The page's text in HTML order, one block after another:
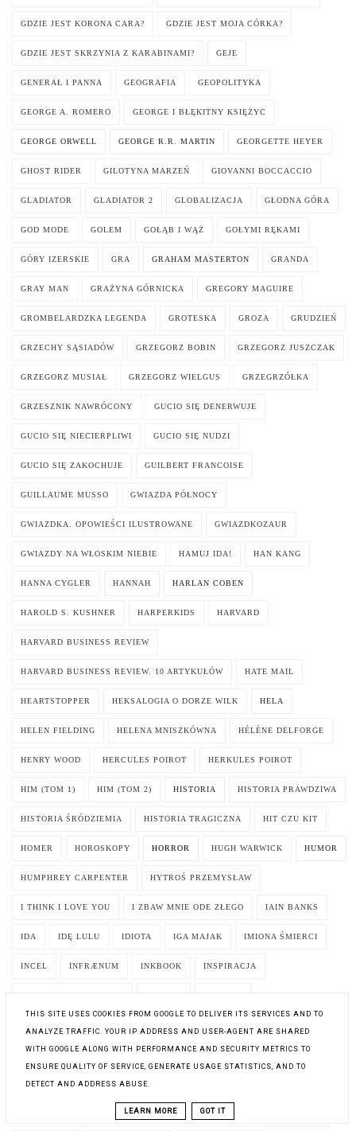
GDZIE JEST KORONA CARA? GDZIE JEST MOJA CÓRKA?
GDZIE JEST SKRZYNIA Z KARABINAMI? GEJE
GENERAŁ I PANNA GEOGRAFIA GEOPOLITYKA
GEORGE A. ROMERO GEORGE I BŁĘKITNY KSIĘŻYC
GEORGE ORWELL GEORGE R.R. MARTIN GEORGETTE HEYER
GHOST RIDER GILOTYNA MARZEŃ GIOVANNI BOCCACCIO
GLADIATOR GLADIATOR 2 GLOBALIZACJA GŁODNA GÓRA
GOD MODE GOLEM GOŁĄB I WĄŻ GOŁYMI RĘKAMI
GÓRY IZERSKIE GRA GRAHAM MASTERTON GRANDA
GRAY MAN GRAŻYNA GÓRNICKA GREGORY MAGUIRE
GROMBELARDZKA LEGENDA GROTESKA GROZA GRUDZIEŃ
GRZECHY SĄSIADÓW GRZEGORZ BOBIN GRZEGORZ JUSZCZAK
GRZEGORZ MUSIAŁ GRZEGORZ WIELGUS GRZEGRZÓŁKA
GRZESZNIK NAWRÓCONY GUCIO SIĘ DENERWUJE
GUCIO SIĘ NIECIERPLIWI GUCIO SIĘ NUDZI
GUCIO SIĘ ZAKOCHUJE GUILBERT FRANCOISE
GUILLAUME MUSSO GWIAZDA PÓŁNOCY
GWIAZDKA. OPOWIEŚCI ILUSTROWANE GWIAZDKOZAUR
GWIAZDY NA WŁOSKIM NIEBIE HAMUJ IDA! HAN KANG
HANNA CYGLER HANNAH HARLAN COBEN
HAROLD S. KUSHNER HARPERKIDS HARVARD
HARVARD BUSINESS REVIEW
HARVARD BUSINESS REVIEW. 10 ARTYKUŁÓW HATE MAIL
HEARTSTOPPER HEKSALOGIA O DORZE WILK HELA
HELEN FIELDING HELENA MNISZKÓWNA HÉLÈNE DELFORGE
HENRY WOOD HERCULES POIROT HERKULES POIROT
HIM (TOM 1) HIM (TOM 2) HISTORIA HISTORIA PRAWDZIWA
HISTORIA ŚRÓDZIEMIA HISTORIA TRAGICZNA HIT CZU KIT
HOMER HOROSKOPY HORROR HUGH WARWICK HUMOR
HUMPHREY CARPENTER HYTROŚ PRZEMYSŁAW
I THINK I LOVE YOU I ZBAW MNIE ODE ZŁEGO IAIN BANKS
IDA IDĘ LULU IDIOTA IGA MAJAK IMIONA ŚMIERCI
INCEL INFRÆNUM INKBOOK INSPIRACJA
INWAZJA 2025 IRENE GUT OPDYKE IRENEUSZ ORŁOWSKI
ISAAC ASIMOV ISABEL ALLENDE
IT'S NOT MY CUP OF TEA. TO NIE MOJA BAJKA
THIS SITE USES COOKIES FROM GOOGLE TO DELIVER ITS SERVICES AND TO
ANALYZE TRAFFIC. YOUR IP ADDRESS AND USER-AGENT ARE SHARED
WITH GOOGLE ALONG WITH PERFORMANCE AND SECURITY METRICS TO
ENSURE QUALITY OF SERVICE, GENERATE USAGE STATISTICS, AND TO
DETECT AND ADDRESS ABUSE.
LEARN MORE GOT IT